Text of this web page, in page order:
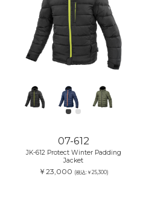
07-612
JK-612 Protect Winter Padding
Jacket
￥23,000 (税込:￥25,300)